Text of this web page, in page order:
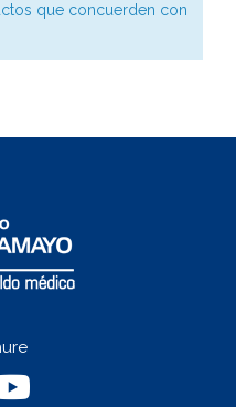
que concuerden con